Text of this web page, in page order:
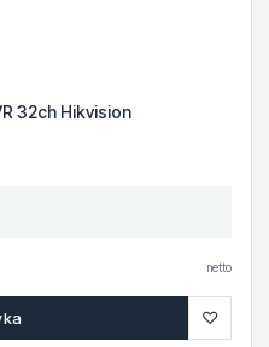
32ch Hikvision
netto
♡